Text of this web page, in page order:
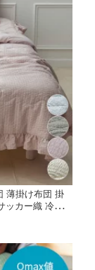
薄掛け布団 掛
ッカー織 冷感
り 夏用 洗え
ーズ nissen ニ